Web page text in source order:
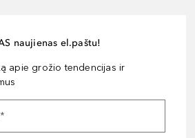
naujienas el.paštu!
apie grožio tendencijas ir
*